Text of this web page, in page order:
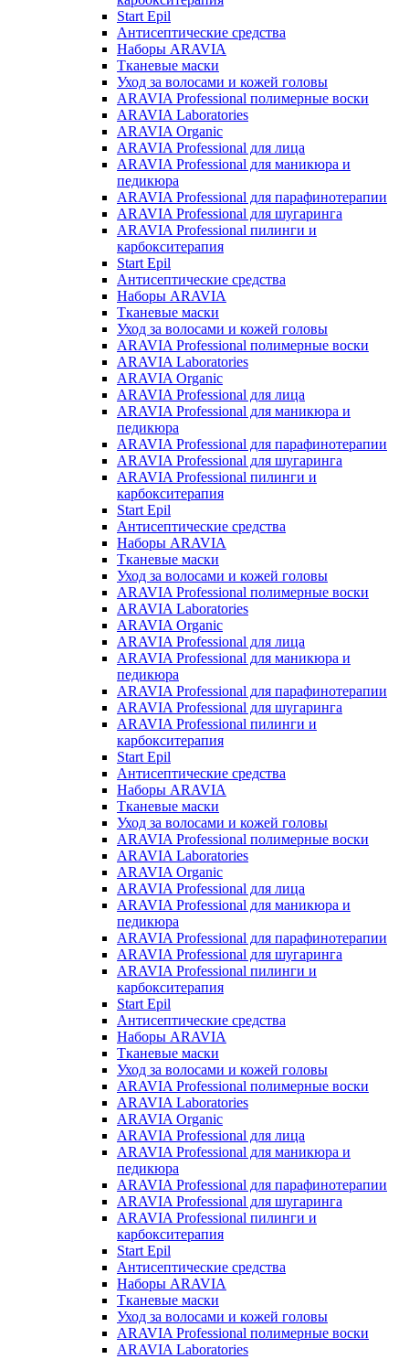
Start Epil
Антисептические средства
Наборы ARAVIA
Тканевые маски
Уход за волосами и кожей головы
ARAVIA Professional полимерные воски
ARAVIA Laboratories
ARAVIA Organic
ARAVIA Professional для лица
ARAVIA Professional для маникюра и
педикюра
ARAVIA Professional для парафинотерапии
ARAVIA Professional для шугаринга
ARAVIA Professional пилинги и
карбокситерапия
Start Epil
Антисептические средства
Наборы ARAVIA
Тканевые маски
Уход за волосами и кожей головы
ARAVIA Professional полимерные воски
ARAVIA Laboratories
ARAVIA Organic
ARAVIA Professional для лица
ARAVIA Professional для маникюра и
педикюра
ARAVIA Professional для парафинотерапии
ARAVIA Professional для шугаринга
ARAVIA Professional пилинги и
карбокситерапия
Start Epil
Антисептические средства
Наборы ARAVIA
Тканевые маски
Уход за волосами и кожей головы
ARAVIA Professional полимерные воски
ARAVIA Laboratories
ARAVIA Organic
ARAVIA Professional для лица
ARAVIA Professional для маникюра и
педикюра
ARAVIA Professional для парафинотерапии
ARAVIA Professional для шугаринга
ARAVIA Professional пилинги и
карбокситерапия
Start Epil
Антисептические средства
Наборы ARAVIA
Тканевые маски
Уход за волосами и кожей головы
ARAVIA Professional полимерные воски
ARAVIA Laboratories
ARAVIA Organic
ARAVIA Professional для лица
ARAVIA Professional для маникюра и
педикюра
ARAVIA Professional для парафинотерапии
ARAVIA Professional для шугаринга
ARAVIA Professional пилинги и
карбокситерапия
Start Epil
Антисептические средства
Наборы ARAVIA
Тканевые маски
Уход за волосами и кожей головы
ARAVIA Professional полимерные воски
ARAVIA Laboratories
ARAVIA Organic
ARAVIA Professional для лица
ARAVIA Professional для маникюра и
педикюра
ARAVIA Professional для парафинотерапии
ARAVIA Professional для шугаринга
ARAVIA Professional пилинги и
карбокситерапия
Start Epil
Антисептические средства
Наборы ARAVIA
Тканевые маски
Уход за волосами и кожей головы
ARAVIA Professional полимерные воски
ARAVIA Laboratories